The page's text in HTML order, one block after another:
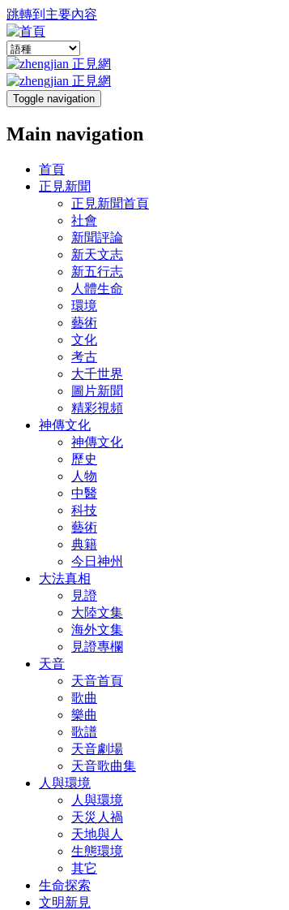
跳轉到主要內容
Toggle navigation
Main navigation
首頁
正見新聞
正見新聞首頁
社會
新聞評論
新天文志
新五行志
人體生命
環境
藝術
文化
考古
大千世界
圖片新聞
精彩視頻
神傳文化
神傳文化
歷史
人物
中醫
科技
藝術
典籍
今日神州
大法真相
見證
大陸文集
海外文集
見證專欄
天音
天音首頁
歌曲
樂曲
歌譜
天音劇場
天音歌曲集
人與環境
人與環境
天災人禍
天地與人
生態環境
其它
生命探索
文明新見